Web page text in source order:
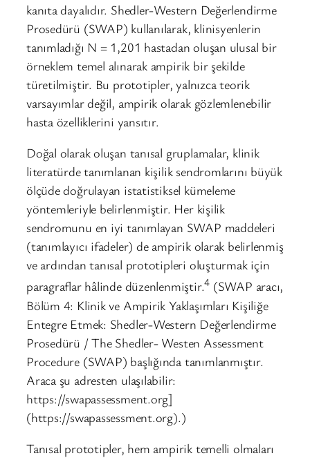
kanıta dayalıdır. Shedler-Western Değerlendirme
Prosedürü (SWAP) kullanılarak, klinisyenlerin
tanımladığı N = 1,201 hastadan oluşan ulusal bir
örneklem temel alınarak ampirik bir şekilde
türetilmiştir. Bu prototipler, yalnızca teorik
varsayımlar değil, ampirik olarak gözlemlenebilir
hasta özelliklerini yansıtır.
Doğal olarak oluşan tanısal gruplamalar, klinik
literatürde tanımlanan kişilik sendromlarını büyük
ölçüde doğrulayan istatistiksel kümeleme
yöntemleriyle belirlenmiştir. Her kişilik
sendromunu en iyi tanımlayan SWAP maddeleri
(tanımlayıcı ifadeler) de ampirik olarak belirlenmiş
ve ardından tanısal prototipleri oluşturmak için
paragraflar hâlinde düzenlenmiştir.4 (SWAP aracı,
Bölüm 4: Klinik ve Ampirik Yaklaşımları Kişiliğe
Entegre Etmek: Shedler-Western Değerlendirme
Prosedürü / The Shedler- Westen Assessment
Procedure (SWAP) başlığında tanımlanmıştır.
Araca şu adresten ulaşılabilir:
https://swapassessment.org]
(https://swapassessment.org).)
Tanısal prototipler, hem ampirik temelli olmaları